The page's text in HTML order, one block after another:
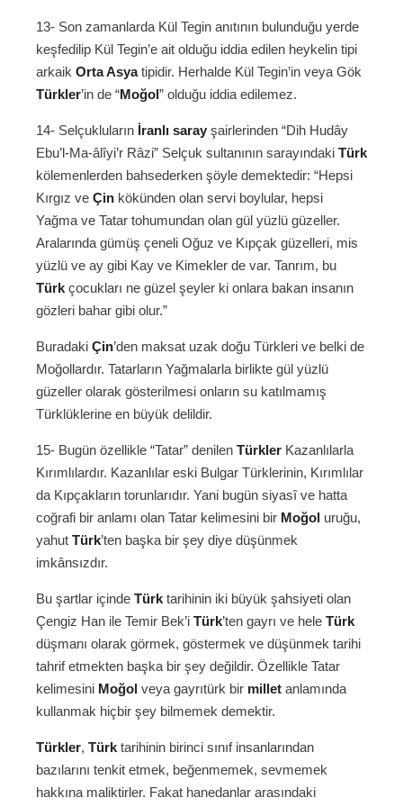
13- Son zamanlarda Kül Tegin anıtının bulunduğu yerde
keşfedilip Kül Tegin’e ait olduğu iddia edilen heykelin tipi
arkaik Orta Asyatipidir. Herhalde Kül Tegin’in veya Gök
Türkler’in de “Moğol” olduğu iddia edilemez.
14- Selçukluların İranlı saray şairlerinden “Dih Hudây
Ebu’l-Ma-âlîyi’r Râzi” Selçuk sultanının sarayındaki Türk
kölemenlerden bahsederken şöyle demektedir: “Hepsi
Kırgız ve Çin kökünden olan servi boylular, hepsi
Yağma ve Tatar tohumundan olan gül yüzlü güzeller.
Aralarında gümüş çeneli Oğuz ve Kıpçak güzelleri, mis
yüzlü ve ay gibi Kay ve Kimekler de var. Tanrım, bu
Türk çocukları ne güzel şeyler ki onlara bakan insanın
gözleri bahar gibi olur.”
Buradaki Çin’den maksat uzak doğu Türkleri ve belki de
Moğollardır. Tatarların Yağmalarla birlikte gül yüzlü
güzeller olarak gösterilmesi onların su katılmamış
Türklüklerine en büyük delildir.
15- Bugün özellikle “Tatar” denilen Türkler Kazanlılarla
Kırımlılardır. Kazanlılar eski Bulgar Türklerinin, Kırımlılar
da Kıpçakların torunlarıdır. Yani bugün siyasî ve hatta
coğrafi bir anlamı olan Tatar kelimesini bir Moğol uruğu,
yahut Türk’ten başka bir şey diye düşünmek
imkânsızdır.
Bu şartlar içinde Türk tarihinin iki büyük şahsiyeti olan
Çengiz Han ile Temir Bek’i Türk’ten gayrı ve hele Türk
düşmanı olarak görmek, göstermek ve düşünmek tarihi
tahrif etmekten başka bir şey değildir. Özellikle Tatar
kelimesini Moğol veya gayrıtürk bir millet anlamında
kullanmak hiçbir şey bilmemek demektir.
Türkler, Türk tarihinin birinci sınıf insanlarından
bazılarını tenkit etmek, beğenmemek, sevmemek
hakkına maliktirler. Fakat hanedanlar arasındaki